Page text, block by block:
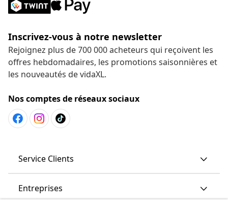
Inscrivez-vous à notre newsletter
Rejoignez plus de 700 000 acheteurs qui reçoivent les
offres hebdomadaires, les promotions saisonnières et
les nouveautés de vidaXL.
Nos comptes de réseaux sociaux
Service Clients
Entreprises